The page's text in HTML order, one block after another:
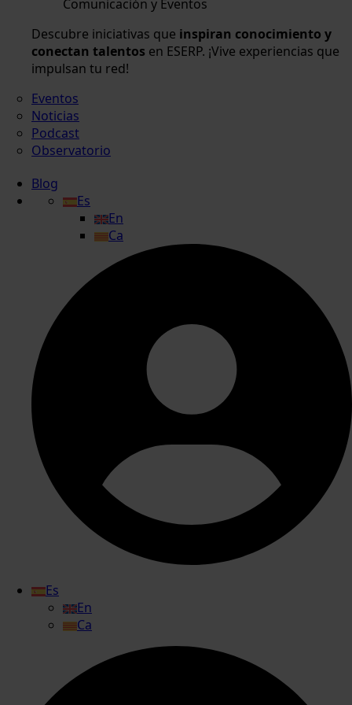
Comunicación y Eventos
Descubre iniciativas que inspiran conocimiento y
conectan talentos en ESERP. ¡Vive experiencias que
impulsan tu red!
Eventos
Noticias
Podcast
Observatorio
Blog
Es
En
Ca
Es
En
Ca